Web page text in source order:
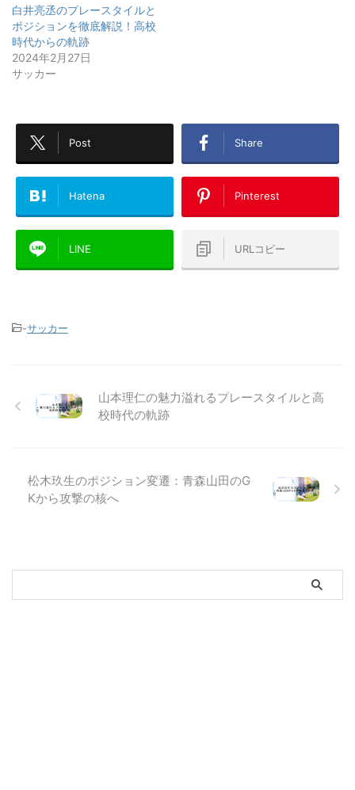
白井亮丞のプレースタイルと
ポジションを徹底解説！高校
時代からの軌跡
2024年2月27日
サッカー
Post Share
Hatena Pinterest
LINE URLコピー
-サッカー
山本理仁の魅力溢れるプレースタイルと高
校時代の軌跡
松木玖生のポジション変遷：青森山田のG
Kから攻撃の核へ